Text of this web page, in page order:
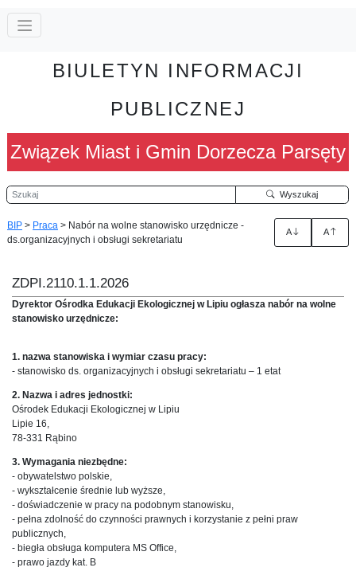
BIULETYN INFORMACJI
PUBLICZNEJ
Związek Miast i Gmin Dorzecza Parsęty
Szukaj Wyszukaj
BIP > Praca > Nabór na wolne stanowisko urzędnicze -
ds.organizacyjnych i obsługi sekretariatu
A A
ZDPI.2110.1.1.2026
Dyrektor Ośrodka Edukacji Ekologicznej w Lipiu ogłasza nabór na wolne
stanowisko urzędnicze:
1. nazwa stanowiska i wymiar czasu pracy:
- stanowisko ds. organizacyjnych i obsługi sekretariatu – 1 etat
2. Nazwa i adres jednostki:
Ośrodek Edukacji Ekologicznej w Lipiu
Lipie 16,
78-331 Rąbino
3. Wymagania niezbędne:
- obywatelstwo polskie,
- wykształcenie średnie lub wyższe,
- doświadczenie w pracy na podobnym stanowisku,
- pełna zdolność do czynności prawnych i korzystanie z pełni praw
publicznych,
- biegła obsługa komputera MS Office,
- prawo jazdy kat. B